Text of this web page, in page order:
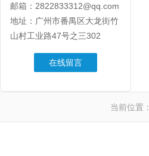
邮箱：2822833312@qq.com
地址：广州市番禺区大龙街竹
山村工业路47号之三302
在线留言
当前位置：